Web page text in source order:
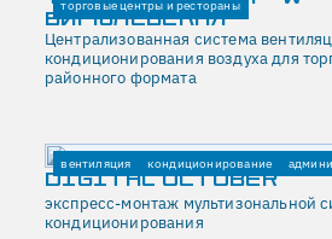
торговые центры и рестораны
БИРЮЛЕВСКАЯ"
Централизованная система
кондиционирования воздуха для
районного формата
вентиляция кондиционирование
DIGITAL OCTOBER
экспресс-монтаж мультизональной
кондиционирования
вентиляции
и
кондиционирования
воздуха,
работы
по
монтажу.
Ключевым
требованием